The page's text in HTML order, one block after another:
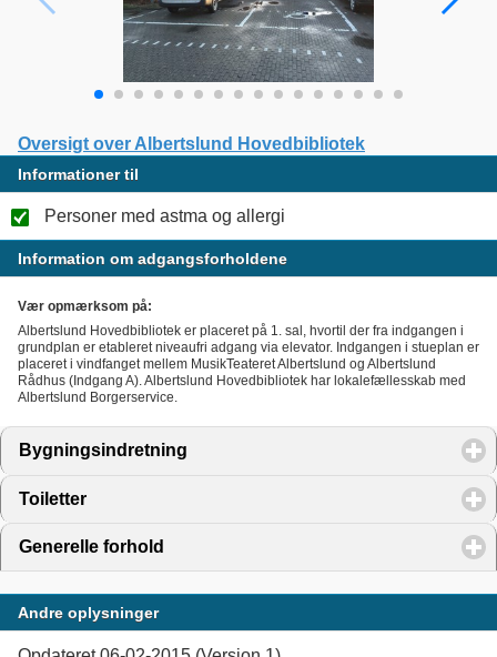
Oversigt over Albertslund Hovedbibliotek
Informationer til
Personer med astma og allergi
Information om adgangsforholdene
Vær opmærksom på:
Albertslund Hovedbibliotek er placeret på 1. sal, hvortil der fra indgangen i
grundplan er etableret niveaufri adgang via elevator. Indgangen i stueplan er
placeret i vindfanget mellem MusikTeateret Albertslund og Albertslund
Rådhus (Indgang A). Albertslund Hovedbibliotek har lokalefællesskab med
Albertslund Borgerservice.
Bygningsindretning
Toiletter
Generelle forhold
Andre oplysninger